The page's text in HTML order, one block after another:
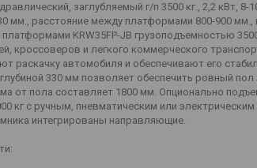
заглубляемый г/п 3500 кг., 2,2 кВт,
мм., расстояние между платформами 800-900
KRW35FP-JB грузоподъемностью
кроссоверов и легкого коммерческого
раскачку автомобиля и обеспечивают его
330 мм позволяет обеспечить ровный
от пола составляет 1800 мм. Опционально
кг с ручным, пневматическим или
интегрированы направляющие.